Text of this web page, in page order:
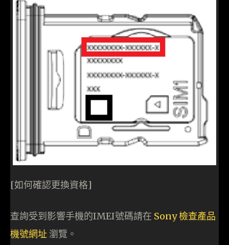
[如何確認更換資格]
查詢受到影響手機的IMEI號碼請在 Sony 檢查產品
機號網址 瀏覽。